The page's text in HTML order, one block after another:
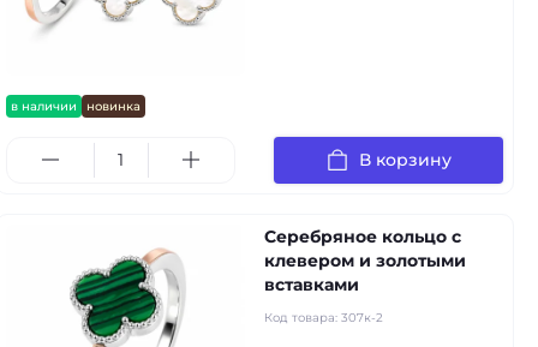
в наличии новинка
В корзину
Серебряное кольцо с
клевером и золотыми
вставками
Код товара: 307к-2